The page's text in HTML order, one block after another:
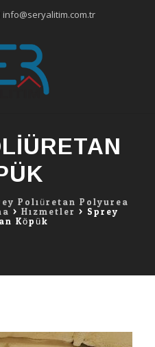
info@seryalitim.com.tr
Poliüretan Polyurea
> Hizmetler > Sprey
Köpük